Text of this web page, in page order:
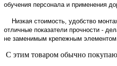
обучения персонала и применения
Низкая стоимость, удобство
отличные показатели прочности -
не заменимым крепежным элементом
С этим товаром обычно